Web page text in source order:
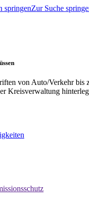
springenZur Suche
von Auto/Verkehr bis
Kreisverwaltung